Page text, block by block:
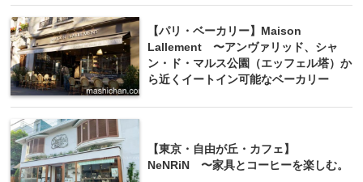
【パリ・ベーカリー】Maison
Lallement 〜アンヴァリッド、シャ
ン・ド・マルス公園（エッフェル塔）か
ら近くイートイン可能なベーカリー
【東京・自由が丘・カフェ】
NeNRiN 〜家具とコーヒーを楽しむ。